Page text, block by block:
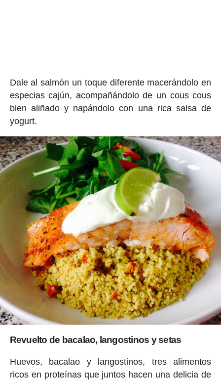
Dale al salmón un toque diferente macerándolo en
especias cajún, acompañándolo de un cous cous
bien aliñado y napándolo con una rica salsa de
yogurt.
Revuelto de bacalao, langostinos y setas
Huevos, bacalao y langostinos, tres alimentos
ricos en proteínas que juntos hacen una delicia de